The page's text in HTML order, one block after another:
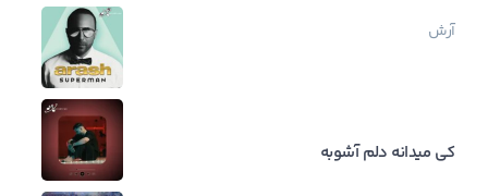
آرش
کی میدانه دلم آشوبه